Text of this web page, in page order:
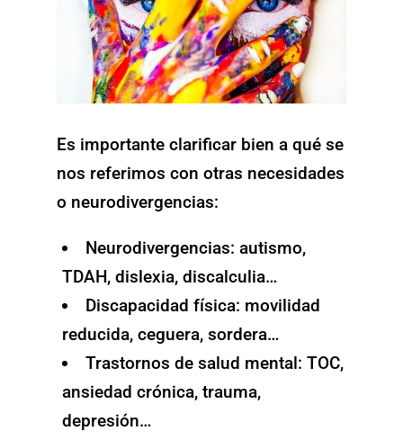
Es importante clarificar bien a qué se
nos referimos con otras necesidades
o neurodivergencias:
Neurodivergencias: autismo,
TDAH, dislexia, discalculia…
Discapacidad física: movilidad
reducida, ceguera, sordera…
Trastornos de salud mental: TOC,
ansiedad crónica, trauma,
depresión…